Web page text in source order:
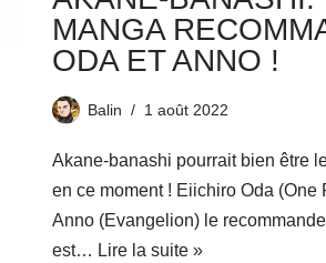
MANGA
ODA ET ANNO !
Balin 1 août 2022
Akane-banashi pourrait bien être
en ce moment ! Eiichiro Oda (One
Anno (Evangelion) le
est… Lire la suite »